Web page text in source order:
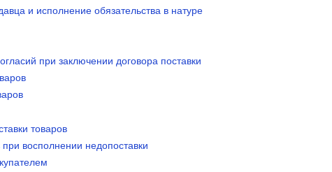
и исполнение обязательства в натуре
при заключении договора поставки
товаров
восполнении недопоставки